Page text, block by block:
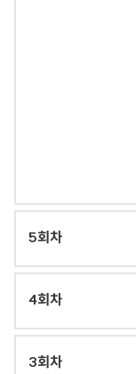
5회차
4회차
3회차